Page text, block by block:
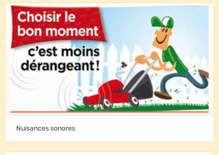
Nuisances sonores